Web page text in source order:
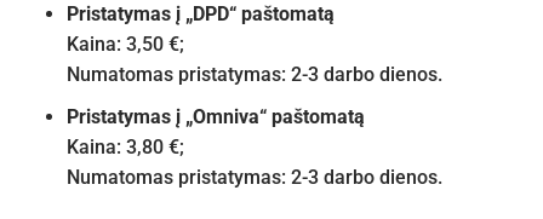
Pristatymas į „DPD“ paštomatą
Kaina: 3,50 €;
Numatomas pristatymas: 2-3 darbo dienos.
Pristatymas į „Omniva“ paštomatą
Kaina: 3,80 €;
Numatomas pristatymas: 2-3 darbo dienos.